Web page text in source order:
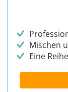
Mischen
Eine